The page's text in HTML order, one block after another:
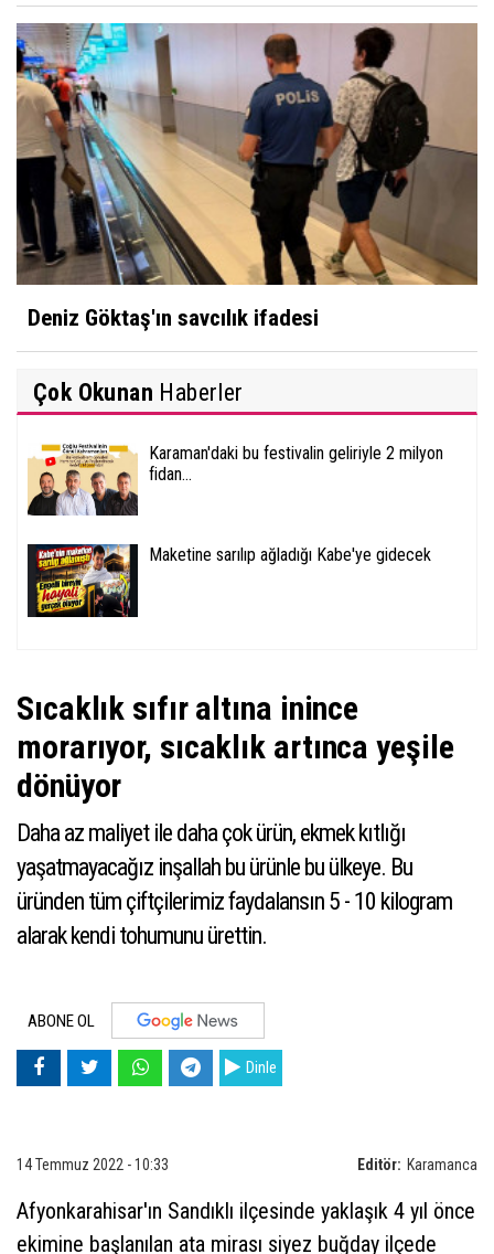
Deniz Göktaş'ın savcılık ifadesi
Çok Okunan Haberler
Karaman'daki bu festivalin geliriyle 2 milyon
fidan...
Maketine sarılıp ağladığı Kabe'ye gidecek
Sıcaklık sıfır altına inince
morarıyor, sıcaklık artınca yeşile
dönüyor
​​​​​​​Daha az maliyet ile daha çok ürün, ekmek kıtlığı
yaşatmayacağız inşallah bu ürünle bu ülkeye. Bu
üründen tüm çiftçilerimiz faydalansın 5 - 10 kilogram
alarak kendi tohumunu ürettin.
ABONE OL
Dinle
Editör: Karamanca
14 Temmuz 2022 - 10:33
Afyonkarahisar'ın Sandıklı ilçesinde yaklaşık 4 yıl önce
ekimine başlanılan ata mirası siyez buğday ilçede